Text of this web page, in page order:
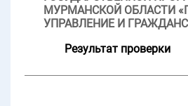
МУРМАНСКОЙ ОБЛАСТИ
УПРАВЛЕНИЕ И
Результат проверки